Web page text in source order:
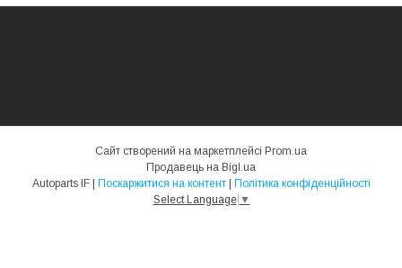
Сайт створений на маркетплейсі Prom.ua
Продавець на Bigl.ua
Autoparts IF | Поскаржитися на контент | Політика конфіденційності
Select Language ▼